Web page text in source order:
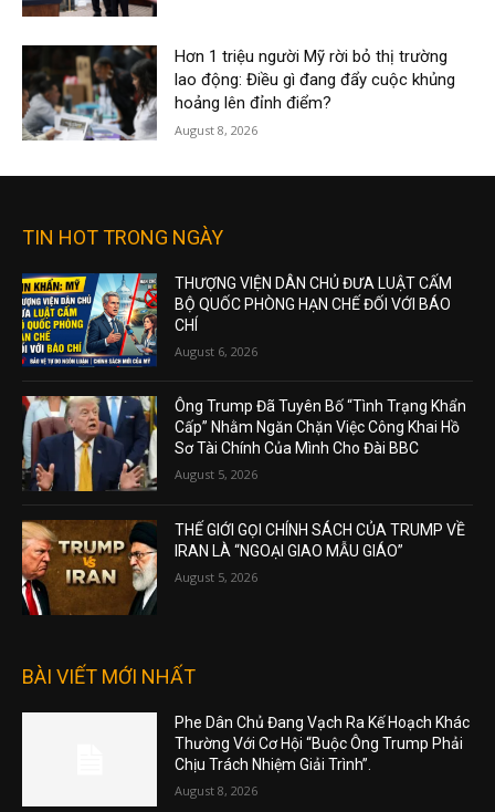
Hơn 1 triệu người Mỹ rời bỏ thị trường
lao động: Điều gì đang đẩy cuộc khủng
hoảng lên đỉnh điểm?
August 8, 2026
TIN HOT TRONG NGÀY
THƯỢNG VIỆN DÂN CHỦ ĐƯA LUẬT CẤM
BỘ QUỐC PHÒNG HẠN CHẾ ĐỐI VỚI BÁO
CHÍ
August 6, 2026
Ông Trump Đã Tuyên Bố “Tình Trạng Khẩn
Cấp” Nhằm Ngăn Chặn Việc Công Khai Hồ
Sơ Tài Chính Của Mình Cho Đài BBC
August 5, 2026
THẾ GIỚI GỌI CHÍNH SÁCH CỦA TRUMP VỀ
IRAN LÀ “NGOẠI GIAO MẪU GIÁO”
August 5, 2026
BÀI VIẾT MỚI NHẤT
Phe Dân Chủ Đang Vạch Ra Kế Hoạch Khác
Thường Với Cơ Hội “Buộc Ông Trump Phải
Chịu Trách Nhiệm Giải Trình”.
August 8, 2026